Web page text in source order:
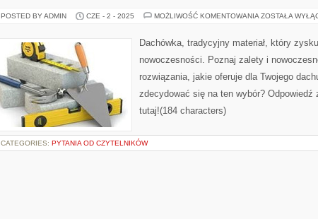
POSTED BY ADMIN CZE - 2 - 2025 MOŻLIWOŚĆ KOMENTOWANIA DACHÓWKA:
NOWOCZESNY
WYBÓR
TWOJEGO
ZOSTAŁA
Dachówka, tradycyjny materiał, który
nowoczesności. Poznaj zalety i
rozwiązania, jakie oferuje dla Twojego
zdecydować się na ten wybór? Odpowiedź
tutaj!(184 characters)
CATEGORIES: PYTANIA OD CZYTELNIKÓW